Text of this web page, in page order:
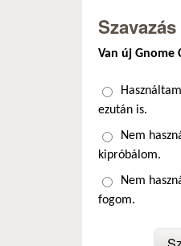
Szavazás
Van új Gnome
Választások
ezután is.
Nem
kipróbálom.
Nem
fogom.